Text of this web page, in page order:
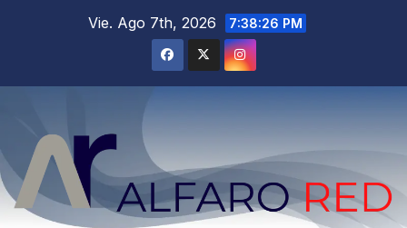
Vie. Ago 7th, 2026 7:38:27 PM